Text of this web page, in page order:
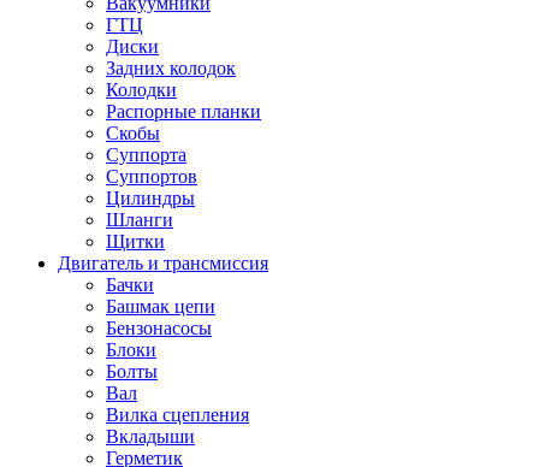
ГТЦ
Диски
Задних колодок
Колодки
Распорные планки
Скобы
Суппорта
Суппортов
Цилиндры
Шланги
Щитки
Двигатель и трансмиссия
Бачки
Башмак цепи
Бензонасосы
Блоки
Болты
Вал
Вилка сцепления
Вкладыши
Герметик